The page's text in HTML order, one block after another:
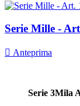
Serie Mille -
 Anteprima
Serie 3Mila